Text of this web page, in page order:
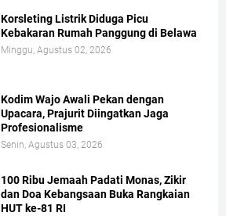
Korsleting Listrik Diduga Picu
Kebakaran Rumah Panggung di Belawa
Minggu, Agustus 02, 2026
Kodim Wajo Awali Pekan dengan
Upacara, Prajurit Diingatkan Jaga
Profesionalisme
Senin, Agustus 03, 2026
100 Ribu Jemaah Padati Monas, Zikir
dan Doa Kebangsaan Buka Rangkaian
HUT ke-81 RI